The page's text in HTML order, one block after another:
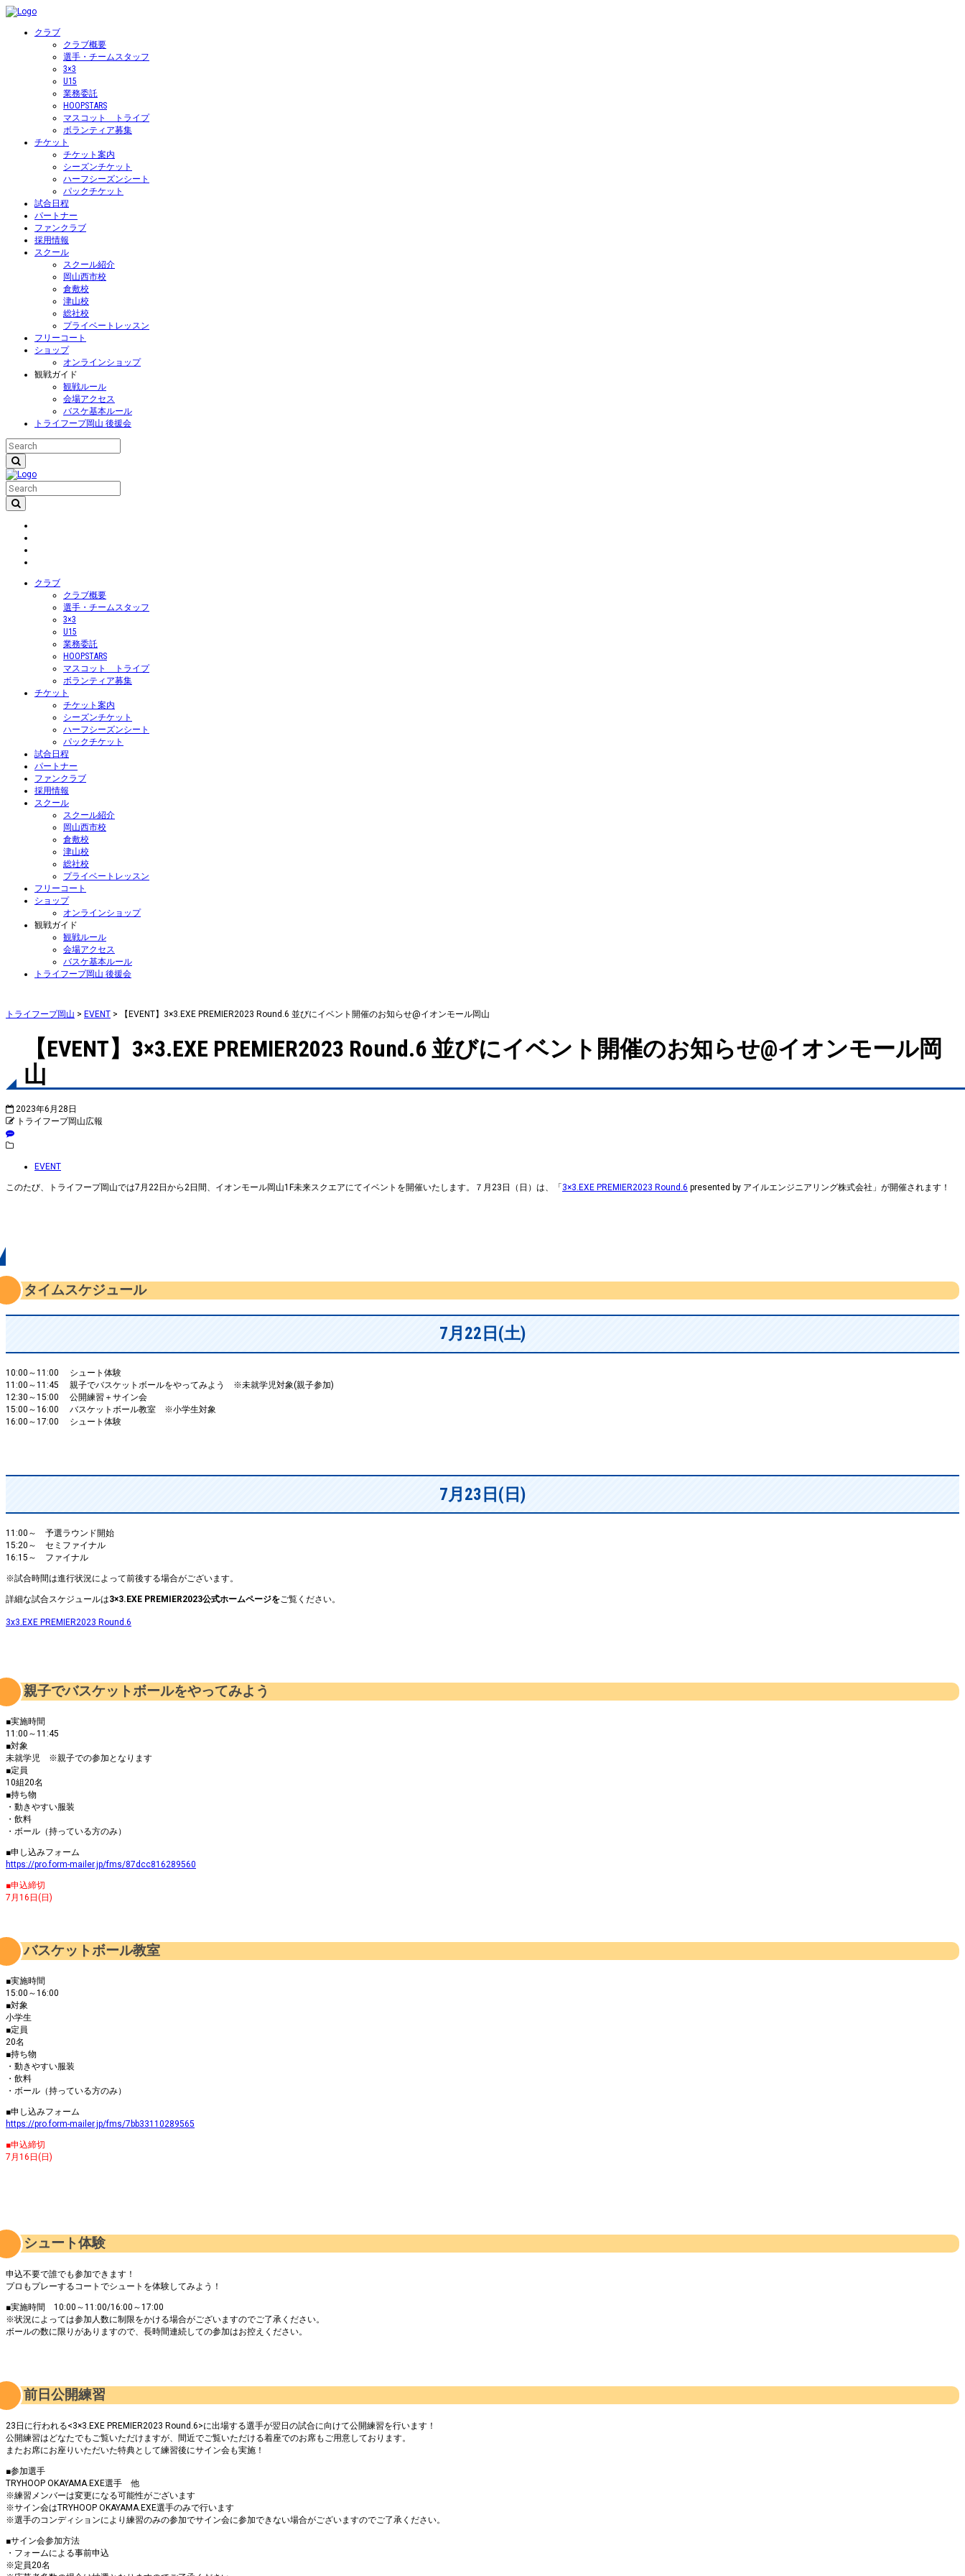
クラブ
クラブ概要
選手・チームスタッフ
3×3
U15
業務委託
HOOPSTARS
マスコット トライプ
ボランティア募集
チケット
チケット案内
シーズンチケット
ハーフシーズンシート
パックチケット
試合日程
パートナー
ファンクラブ
採用情報
スクール
スクール紹介
岡山西市校
倉敷校
津山校
総社校
プライベートレッスン
フリーコート
ショップ
オンラインショップ
観戦ガイド
観戦ルール
会場アクセス
バスケ基本ルール
トライフープ岡山 後援会
クラブ
クラブ概要
選手・チームスタッフ
3×3
U15
業務委託
HOOPSTARS
マスコット トライプ
ボランティア募集
チケット
チケット案内
シーズンチケット
ハーフシーズンシート
パックチケット
試合日程
パートナー
ファンクラブ
採用情報
スクール
スクール紹介
岡山西市校
倉敷校
津山校
総社校
プライベートレッスン
フリーコート
ショップ
オンラインショップ
観戦ガイド
観戦ルール
会場アクセス
バスケ基本ルール
トライフープ岡山 後援会
トライフープ岡山 > EVENT > 【EVENT】3×3.EXE PREMIER2023 Round.6 並びにイベント開催のお知らせ@イオンモール岡山
【EVENT】3×3.EXE PREMIER2023 Round.6 並びにイベント開催のお知らせ@イオンモール岡
山
2023年6月28日
トライフープ岡山広報
EVENT
このたび、トライフープ岡山では7月22日から2日間、イオンモール岡山1F未来スクエアにてイベントを開催いたします。７月23日（日）は、「3×3.EXE PREMIER2023 Round.6 presented by アイルエンジニアリング株式会社」が開催されます！
タイムスケジュール
7月22日(土)
10:00～11:00 シュート体験
11:00～11:45 親子でバスケットボールをやってみよう ※未就学児対象(親子参加)
12:30～15:00 公開練習＋サイン会
15:00～16:00 バスケットボール教室 ※小学生対象
16:00～17:00 シュート体験
7月23日(日)
11:00～ 予選ラウンド開始
15:20～ セミファイナル
16:15～ ファイナル
※試合時間は進行状況によって前後する場合がございます。
詳細な試合スケジュールは3×3.EXE PREMIER2023公式ホームページをご覧ください。
3x3.EXE PREMIER2023 Round.6
親子でバスケットボールをやってみよう
■実施時間
11:00～11:45
■対象
未就学児 ※親子での参加となります
■定員
10組20名
■持ち物
・動きやすい服装
・飲料
・ボール（持っている方のみ）
■申し込みフォーム
https://pro.form-mailer.jp/fms/87dcc816289560
■申込締切
7月16日(日)
バスケットボール教室
■実施時間
15:00～16:00
■対象
小学生
■定員
20名
■持ち物
・動きやすい服装
・飲料
・ボール（持っている方のみ）
■申し込みフォーム
https://pro.form-mailer.jp/fms/7bb33110289565
■申込締切
7月16日(日)
シュート体験
申込不要で誰でも参加できます！
プロもプレーするコートでシュートを体験してみよう！
■実施時間 10:00～11:00/16:00～17:00
※状況によっては参加人数に制限をかける場合がございますのでご了承ください。
ボールの数に限りがありますので、長時間連続しての参加はお控えください。
前日公開練習
23日に行われる<3×3.EXE PREMIER2023 Round.6>に出場する選手が翌日の試合に向けて公開練習を行います！
公開練習はどなたでもご覧いただけますが、間近でご覧いただける着座でのお席もご用意しております。
またお席にお座りいただいた特典として練習後にサイン会も実施！
■参加選手
TRYHOOP OKAYAMA.EXE選手 他
※練習メンバーは変更になる可能性がございます
※サイン会はTRYHOOP OKAYAMA.EXE選手のみで行います
※選手のコンディションにより練習のみの参加でサイン会に参加できない場合がございますのでご了承ください。
■サイン会参加方法
・フォームによる事前申込
※定員20名